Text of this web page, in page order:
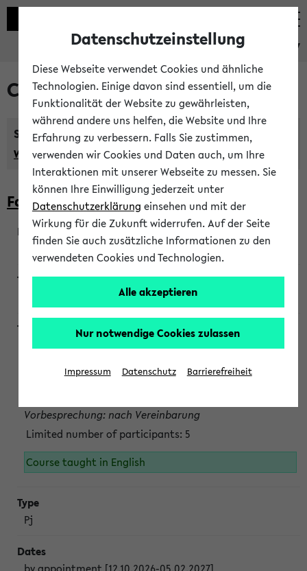
eKVV
Courses taught in English
Semester:
WiSe 2026/2027 SoSe 2026 Previous...
Faculty of Biology
200923
Wendisch, Peters-Wendisch, Stegelmann
Projektmodul "Bakterielle Biotechnologie"
Persönliche Anmeldung beim Veranstalter ist unbedingt
Vorbesprechung: nach Vereinbarung
Limited number of participants: 5
Course taught in English
Pj
Datenschutzeinstellung
Diese Webseite verwendet Cookies und ähnliche
Technologien. Einige davon sind essentiell, um die
Funktionalität der Website zu gewährleisten,
während andere uns helfen, die Website und Ihre
Erfahrung zu verbessern. Falls Sie zustimmen,
verwenden wir Cookies und Daten auch, um Ihre
Interaktionen mit unserer Webseite zu messen. Sie
können Ihre Einwilligung jederzeit unter
Datenschutzerklärung einsehen und mit der
Wirkung für die Zukunft widerrufen. Auf der Seite
finden Sie auch zusätzliche Informationen zu den
verwendeten Cookies und Technologien.
Alle akzeptieren
Nur notwendige Cookies zulassen
Impressum Datenschutz Barrierefreiheit